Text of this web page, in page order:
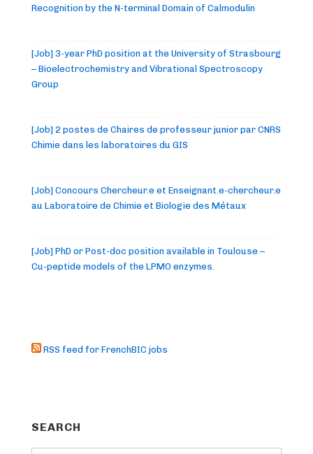
Recognition by the N-terminal Domain of Calmodulin
[Job] 3-year PhD position at the University of Strasbourg
– Bioelectrochemistry and Vibrational Spectroscopy
Group
[Job] 2 postes de Chaires de professeur junior par CNRS
Chimie dans les laboratoires du GIS
[Job] Concours Chercheur.e et Enseignant.e-chercheur.e
au Laboratoire de Chimie et Biologie des Métaux
[Job] PhD or Post-doc position available in Toulouse –
Cu-peptide models of the LPMO enzymes.
RSS feed for FrenchBIC jobs
SEARCH